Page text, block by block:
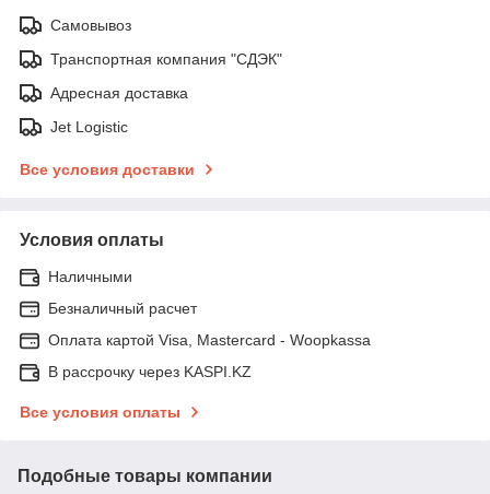
Самовывоз
Транспортная компания "СДЭК"
Адресная доставка
Jet Logistic
Все условия доставки
Условия оплаты
Наличными
Безналичный расчет
Оплата картой Visa, Mastercard - Woopkassa
В рассрочку через KASPI.KZ
Все условия оплаты
Подобные товары компании